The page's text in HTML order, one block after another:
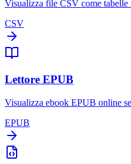
Visualizza file CSV come tabelle
CSV
Lettore EPUB
Visualizza ebook EPUB online
EPUB